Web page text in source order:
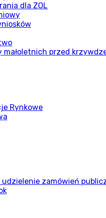
dla ZOL
przed
Rynkowe
udzielenie zamówień